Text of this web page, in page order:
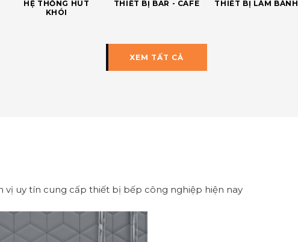
HỆ THỐNG HÚT
KHÓI
THIẾT BỊ BAR - CAFE THIẾT BỊ LÀM BÁNH
XEM TẤT CẢ
vị uy tín cung cấp thiết bị bếp công nghiệp hiện nay